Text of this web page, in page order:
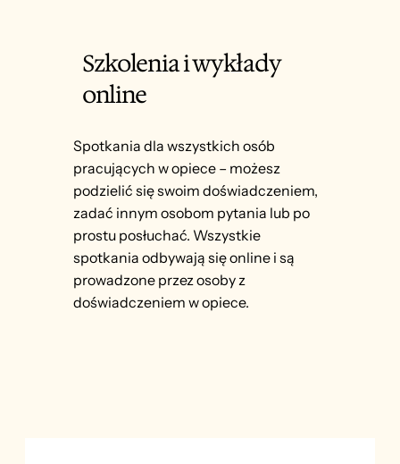
Szkolenia i wykłady
online
Spotkania dla wszystkich osób
pracujących w opiece – możesz
podzielić się swoim doświadczeniem,
zadać innym osobom pytania lub po
prostu posłuchać. Wszystkie
spotkania odbywają się online i są
prowadzone przez osoby z
doświadczeniem w opiece.